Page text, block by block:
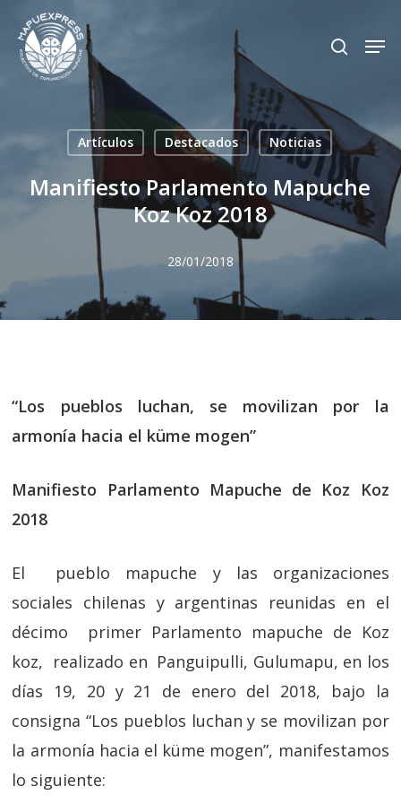
Skip
main
search
Artículos Destacados Noticias
Manifiesto Parlamento Mapuche
Koz Koz 2018
28/01/2018
“Los pueblos luchan, se movilizan por la
armonía hacia el küme mogen”
Manifiesto Parlamento Mapuche de Koz Koz
2018
El pueblo mapuche y las organizaciones
sociales chilenas y argentinas reunidas en el
décimo primer Parlamento mapuche de Koz
koz, realizado en Panguipulli, Gulumapu, en los
días 19, 20 y 21 de enero del 2018, bajo la
consigna “Los pueblos luchan y se movilizan por
la armonía hacia el küme mogen”, manifestamos
lo siguiente:
Close